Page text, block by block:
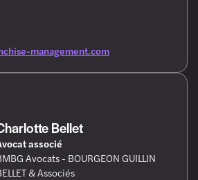
management.com
Bellet
associé
Avocats - BOURGEON GUILLIN
& Associés